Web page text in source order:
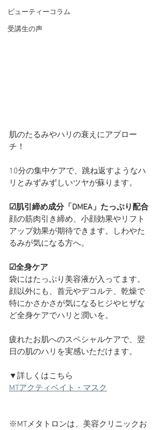
ビューティーコラム
受講生の声
肌のたるみやハリの衰えにアプロー
チ！
10分の集中ケアで、跳ね返すようなハ
リとみずみずしいツヤが蘇ります。
☑肌引締め成分「DMEA」たっぷり配合
顔の筋肉引き締め、小顔効果やリフト
アップ効果が期待できます。しわやた
るみが気になる方へ。
☑全身ケア
袋にはたっぷり美容液が入ってます。
顔以外にも、首元やデコルテ、乾燥で
特にかさかさが気になるヒジやヒザな
ど全身ケアでハリと潤いを。
疲れたお肌へのスペシャルケアで、翌
日の肌のハリを実感いただけます。
▼詳しくはこちら
MTアクティベイト・マスク
※MTメタトロンは、美容クリニックお